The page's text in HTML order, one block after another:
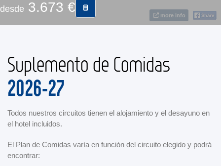
more info
desde 3.673 €
Suplemento de Comidas
2026-27
Todos nuestros circuitos tienen el alojamiento y el desayuno en
el hotel incluidos.
El Plan de Comidas varía en función del circuito elegido y podrá
encontrar: